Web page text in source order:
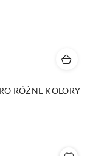
RÓŻNE KOLORY